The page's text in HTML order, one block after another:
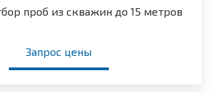
проб из скважин до 15 метров
Запрос цены